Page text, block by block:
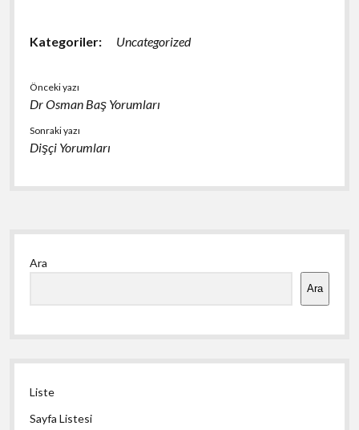
Kategoriler: Uncategorized
Önceki yazı
Dr Osman Baş Yorumları
Sonraki yazı
Dişçi Yorumları
Yan
Menü
Ara
Ara
Liste
Sayfa Listesi